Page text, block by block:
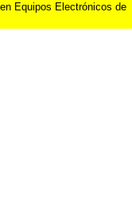
Equipos Electrónicos de